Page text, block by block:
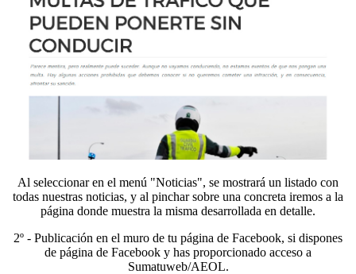
Al seleccionar en el menú "Noticias", se mostrará un listado con
todas nuestras noticias, y al pinchar sobre una concreta iremos a la
página donde muestra la misma desarrollada en detalle.
2º - Publicación en el muro de tu página de Facebook, si dispones
de página de Facebook y has proporcionado acceso a
Sumatuweb/AEOL.